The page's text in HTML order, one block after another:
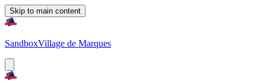
Skip to main content
SandboxVillage de Marques